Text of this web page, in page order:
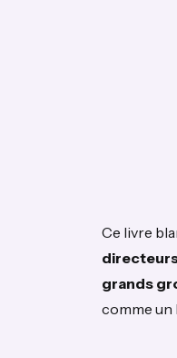
Ce livre
grands
comme un